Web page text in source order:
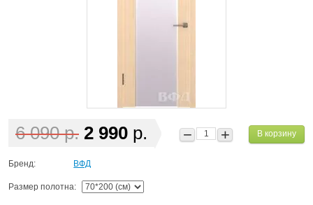
6 090 р. 2 990 р. В корзину
Бренд: ВФД
Размер полотна: